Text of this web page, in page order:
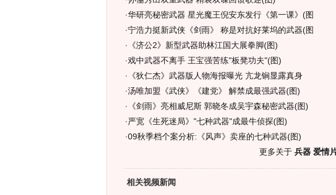
·华研亮秘密武器 星光魔王倪安东发行《第一课》(图
·宁浩力挺新武侠《剑雨》 称是对抗好莱坞的武器(图
· 《济公2》新型武器助林江国大展拳脚(图)
·戏中武器不离手 王宝强苦练"板凳功夫"(图)
· 《狄仁杰》武器版人物海报曝光 亢龙锏显露真身
·汤唯加盟《武侠》《建党》 解禁成最强武器(图)
· 《剑雨》亮相威尼斯 郭晓冬成吴宇森秘密武器(图)
·严宽《生死迷局》"七种武器"成最牛侦探(图)
·09秋季档个案分析:《风声》卖座的七种武器(图)
更多关于 兵器 爱情
相关视频新闻